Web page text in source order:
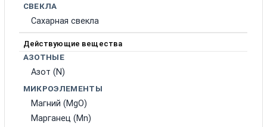
СВЕКЛА
Сахарная свекла
Действующие вещества
АЗОТНЫЕ
Азот (N)
МИКРОЭЛЕМЕНТЫ
Магний (MgO)
Марганец (Mn)